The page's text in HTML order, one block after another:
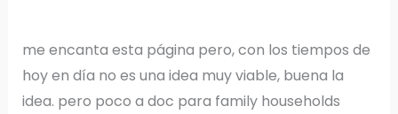
me encanta esta página pero, con los tiempos de
hoy en día no es una idea muy viable, buena la
idea. pero poco a doc para family households